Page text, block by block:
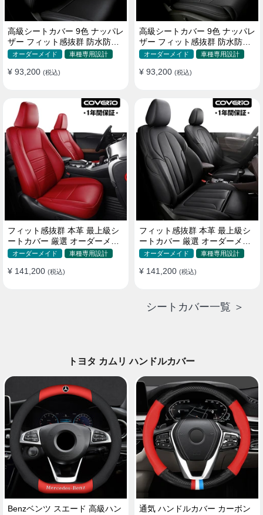
高級シートカバー 9色 ナッパレ
ザー フィット感抜群 防水防汚
オーダーメイド 全席セット
オーダーメイド 車種専用設計
¥ 93,200 (税込)
高級シートカバー 9色 ナッパレ
ザー フィット感抜群 防水防汚
オーダーメイド 全席セット
オーダーメイド 車種専用設計
¥ 93,200 (税込)
フィット感抜群 本革 最上級シ
ートカバー 厳選 オーダーメイ
ド 防水 雰囲気 全席セット
オーダーメイド 車種専用設計
¥ 141,200 (税込)
フィット感抜群 本革 最上級シ
ートカバー 厳選 オーダーメイ
ド 防水 雰囲気 全席セット
オーダーメイド 車種専用設計
¥ 141,200 (税込)
シートカバー一覧 ＞
トヨタ カムリ ハンドルカバー
Benzベンツ スエード 高級ハン
通気 ハンドルカバー カーボン